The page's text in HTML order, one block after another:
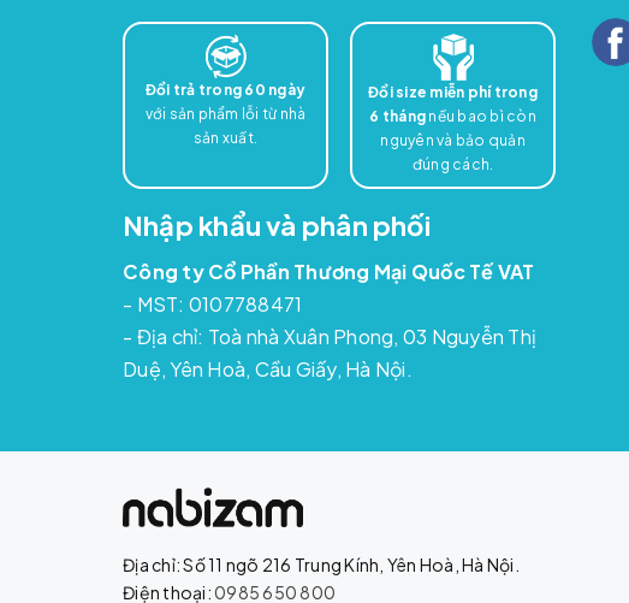
Đổi trả trong 60 ngày
với sản phẩm lỗi từ nhà
sản xuất.
Đổi size miễn phí trong
6 tháng nếu bao bì còn
nguyên và bảo quản
đúng cách.
Nhập khẩu và phân phối
Công ty Cổ Phần Thương Mại Quốc Tế VAT
- MST: 0107788471
- Địa chỉ: Toà nhà Xuân Phong, 03 Nguyễn Thị
Duệ, Yên Hoà, Cầu Giấy, Hà Nội.
Địa chỉ: Số 11 ngõ 216 Trung Kính, Yên Hoà, Hà Nội.
Điện thoại:0985 650 800